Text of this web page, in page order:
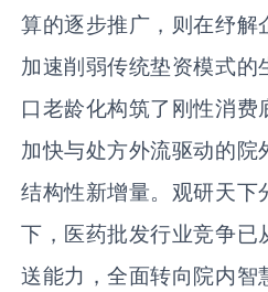
算的逐步推广，则在纾解
加速削弱传统垫资模式的
口老龄化构筑了刚性消费
加快与处方外流驱动的院
结构性新增量。观研天下
下，医药批发行业竞争已
送能力，全面转向院内智